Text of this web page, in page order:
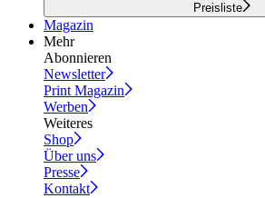
Preisliste
Magazin
Mehr
Abonnieren
Newsletter
Print Magazin
Werben
Weiteres
Shop
Über uns
Presse
Kontakt